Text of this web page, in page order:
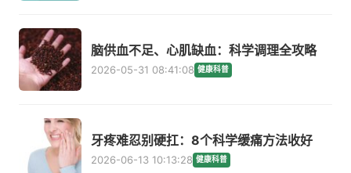
脑供血不足、心肌缺血：科学调理全攻略
2026-05-31 08:41:08 健康科普
牙疼难忍别硬扛：8个科学缓痛方法收好
2026-06-13 10:13:28 健康科普